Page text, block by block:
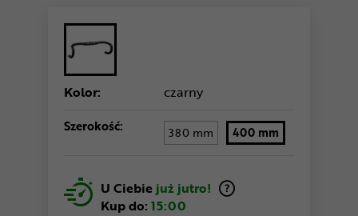
Kolor: czarny
Szerokość: 380 mm 400 mm
U Ciebie już jutro!
Kup do: 15:00